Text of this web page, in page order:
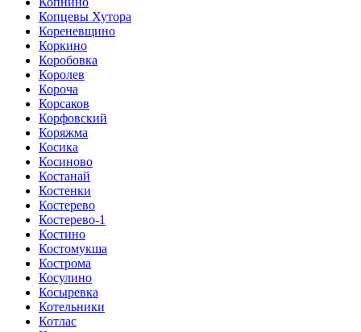
Копцевы Хутора
Кореневщино
Коркино
Коробовка
Королев
Короча
Корсаков
Корфовский
Коряжма
Косика
Косиново
Костанай
Костенки
Костерево
Костерево-1
Костино
Костомукша
Кострома
Косулино
Косыревка
Котельники
Котлас